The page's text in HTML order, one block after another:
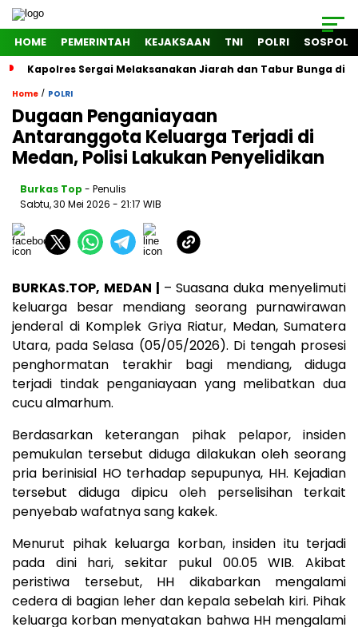
HOME PEMERINTAH KEJAKSAAN TNI POLRI SOSPOL
Kapolres Sergai Melaksanakan Jiarah dan Tabur Bunga di
Home / POLRI
Dugaan Penganiayaan
Antaranggota Keluarga Terjadi di
Medan, Polisi Lakukan Penyelidikan
Burkas Top - Penulis
Sabtu, 30 Mei 2026 - 21:17 WIB
BURKAS.TOP, MEDAN | – Suasana duka menyelimuti
keluarga besar mendiang seorang purnawirawan
jenderal di Komplek Griya Riatur, Medan, Sumatera
Utara, pada Selasa (05/05/2026). Di tengah prosesi
penghormatan terakhir bagi mendiang, diduga
terjadi tindak penganiayaan yang melibatkan dua
cucu almarhum.
Berdasarkan keterangan pihak pelapor, insiden
pemukulan tersebut diduga dilakukan oleh seorang
pria berinisial HO terhadap sepupunya, HH. Kejadian
tersebut diduga dipicu oleh perselisihan terkait
penyebab wafatnya sang kakek.
Menurut pihak keluarga korban, insiden itu terjadi
pada dini hari, sekitar pukul 00.05 WIB. Akibat
peristiwa tersebut, HH dikabarkan mengalami
cedera di bagian leher dan kepala sebelah kiri. Pihak
keluarga korban menyatakan bahwa HH mengalami